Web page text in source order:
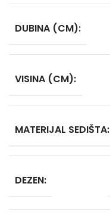
DUBINA (CM):
VISINA (CM):
MATERIJAL SEDIŠTA:
DEZEN: